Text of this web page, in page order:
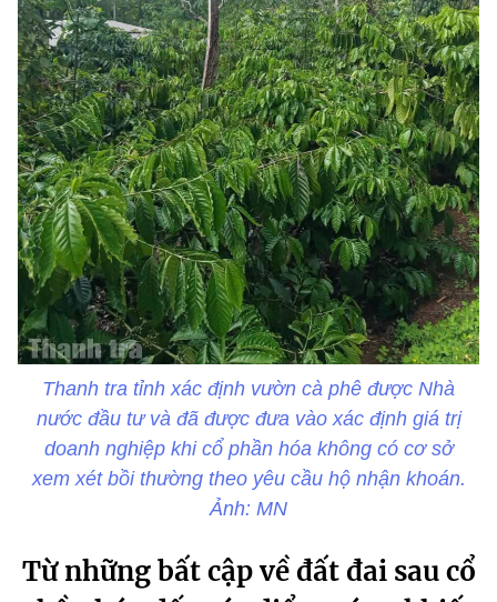
Thanh tra tỉnh xác định vườn cà phê được Nhà
nước đầu tư và đã được đưa vào xác định giá trị
doanh nghiệp khi cổ phần hóa không có cơ sở
xem xét bồi thường theo yêu cầu hộ nhận khoán.
Ảnh: MN
Từ những bất cập về đất đai sau cổ